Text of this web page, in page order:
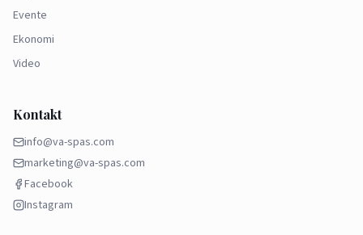
Evente
Ekonomi
Video
Kontakt
info@va-spas.com
marketing@va-spas.com
Facebook
Instagram